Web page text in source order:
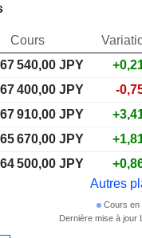
Cours
67 540,00 JPY
67 400,00 JPY -
67 910,00 JPY
65 670,00 JPY
64 500,00 JPY
Autres
Cours en
Dernière mise à jour